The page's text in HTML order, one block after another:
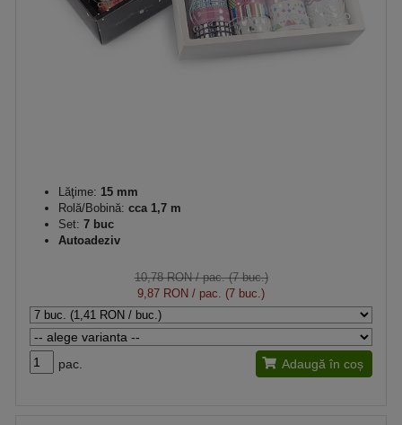
Lăţime: 15 mm
Rolă/Bobină: cca 1,7 m
Set: 7 buc
Autoadeziv
10,78 RON/ pac. (7 buc.)
9,87 RON / pac. (7 buc.)
pac. Adaugă în coș